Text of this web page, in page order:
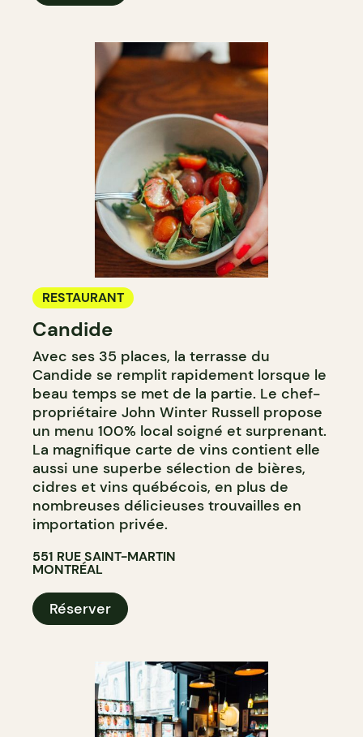
RESTAURANT
Candide
Avec ses 35 places, la terrasse du
Candide se remplit rapidement lorsque le
beau temps se met de la partie. Le chef-
propriétaire John Winter Russell propose
un menu 100% local soigné et surprenant.
La magnifique carte de vins contient elle
aussi une superbe sélection de bières,
cidres et vins québécois, en plus de
nombreuses délicieuses trouvailles en
importation privée.
551 RUE SAINT-MARTIN
MONTRÉAL
Réserver